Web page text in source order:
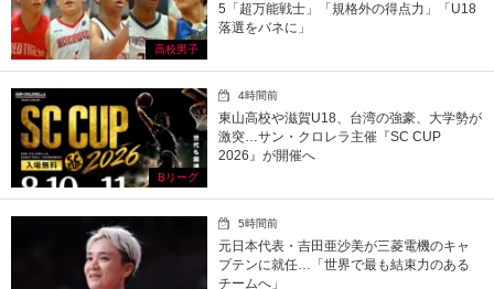
高校男子
5「超万能戦士」「規格外の得点力」「U18
落選をバネに」
Bリーグ
4時間前
東山高校や滋賀U18、台湾の強豪、大学勢が
激突…サン・クロレラ主催『SC CUP
2026』が開催へ
5時間前
元日本代表・吉田亜沙美が三菱電機のキャ
プテンに就任…「世界で最も結束力のある
チームへ」